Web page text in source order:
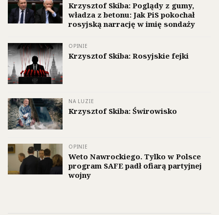
Krzysztof Skiba: Poglądy z gumy,
władza z betonu: Jak PiS pokochał
rosyjską narrację w imię sondaży
OPINIE
Krzysztof Skiba: Rosyjskie fejki
NA LUZIE
Krzysztof Skiba: Świrowisko
OPINIE
Weto Nawrockiego. Tylko w Polsce
program SAFE padł ofiarą partyjnej
wojny